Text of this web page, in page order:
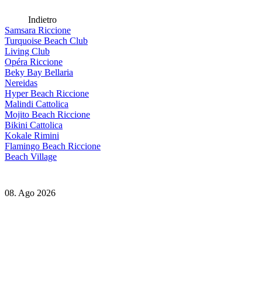
Indietro
Samsara Riccione
Turquoise Beach Club
Living Club
Opéra Riccione
Beky Bay Bellaria
Nereidas
Hyper Beach Riccione
Malindi Cattolica
Mojito Beach Riccione
Bikini Cattolica
Kokale Rimini
Flamingo Beach Riccione
Beach Village
08. Ago 2026